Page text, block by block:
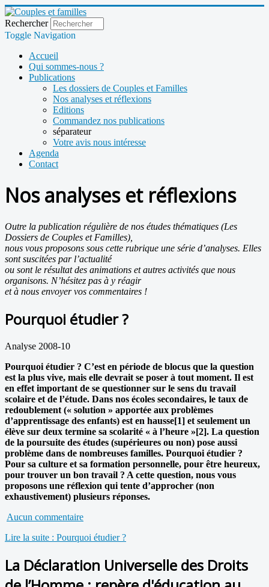
Rechercher
Toggle Navigation
Accueil
Qui sommes-nous ?
Publications
Les dossiers de Couples et Familles
Nos analyses et réflexions
Editions
Commandez nos publications
séparateur
Votre avis nous intéresse
Agenda
Contact
Nos analyses et réflexions
Outre la publication régulière de nos études thématiques (Les
Dossiers de Couples et Familles),
nous vous proposons sous cette rubrique une série d’analyses. Elles
sont suscitées par l’actualité
ou sont le résultat des animations et autres activités que nous
organisons. N’hésitez pas à y réagir
et à nous envoyer vos commentaires !
Pourquoi étudier ?
Analyse 2008-10
Pourquoi étudier ? C’est en période de blocus que la question
est la plus vive, mais elle devrait se poser à tout moment. Il est
en effet important de se questionner sur le sens du travail
scolaire et de l’étude. Dans nos écoles secondaires, le taux de
redoublement (« solution » apportée aux problèmes
d’apprentissage des enfants) est en hausse[1] et seulement un
élève sur deux termine sa scolarité « à l’heure »[2]. La question
de la poursuite des études (supérieures ou non) pose aussi
problème dans de nombreuses familles. Pourquoi étudier ?
Pour sa culture et sa formation personnelle, pour être heureux,
pour trouver un bon travail ? A cette question, nous vous
proposons une réflexion qui tente d’approcher (non
exhaustivement) plusieurs réponses.
Aucun commentaire
Lire la suite : Pourquoi étudier ?
La Déclaration Universelle des Droits